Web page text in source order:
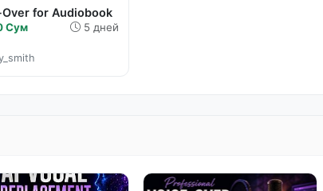
for Audiobook
Сум 5 дней